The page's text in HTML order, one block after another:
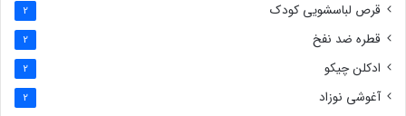
قرص لباسشویی کودک 2
قطره ضد نفخ 2
ادکلن چیکو 2
آغوشی نوزاد 2